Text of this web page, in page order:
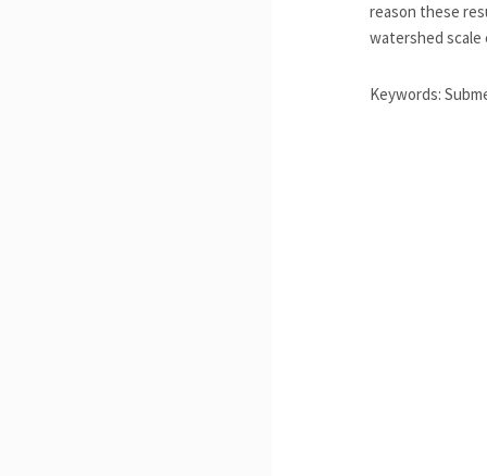
reason these
watershed scale
Keywords: